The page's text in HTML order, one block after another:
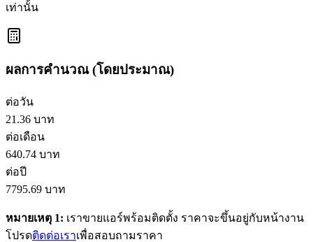
เท่านั้น
ผลการคำนวณ (โดยประมาณ)
ต่อวัน
21.36 บาท
ต่อเดือน
640.74 บาท
ต่อปี
7795.69 บาท
หมายเหตุ 1: เราขายแอร์พร้อมติดตั้ง ราคาจะขึ้นอยู่กับหน้างาน
โปรดติดต่อเราเพื่อสอบถามราคา